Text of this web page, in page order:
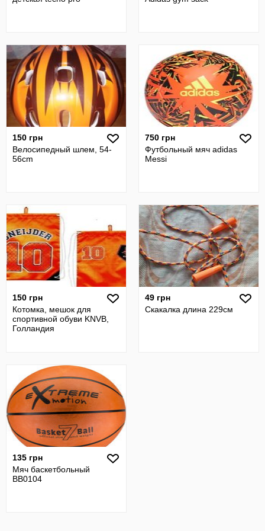
150 грн
Велосипедный шлем, 54-
56cm
750 грн
Футбольный мяч adidas
Messi
150 грн
Котомка, мешок для
спортивной обуви KNVB,
Голландия
49 грн
Скакалка длина 229см
135 грн
Мяч баскетбольный
BB0104